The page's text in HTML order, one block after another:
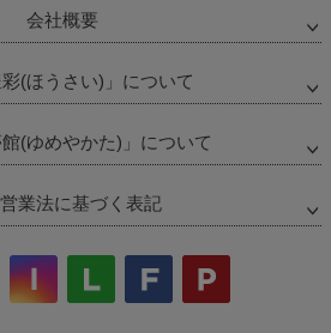
会社概要
(ほうさい)」について
(ゆめやかた)」について
業法に基づく表記